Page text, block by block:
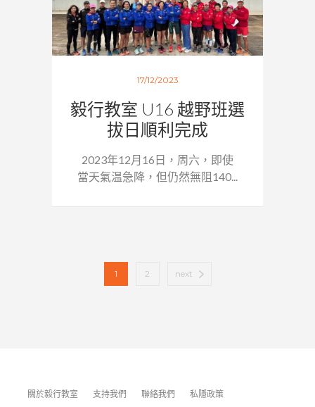
17/12/2023
毅行教室 U16 越野班選
拔日順利完成
2023年12月16日，周六，即使
當天氣温急降，但仍然無阻140...
1 2 next
關於毅行教室 支持我們 聯絡我們 私隱政策